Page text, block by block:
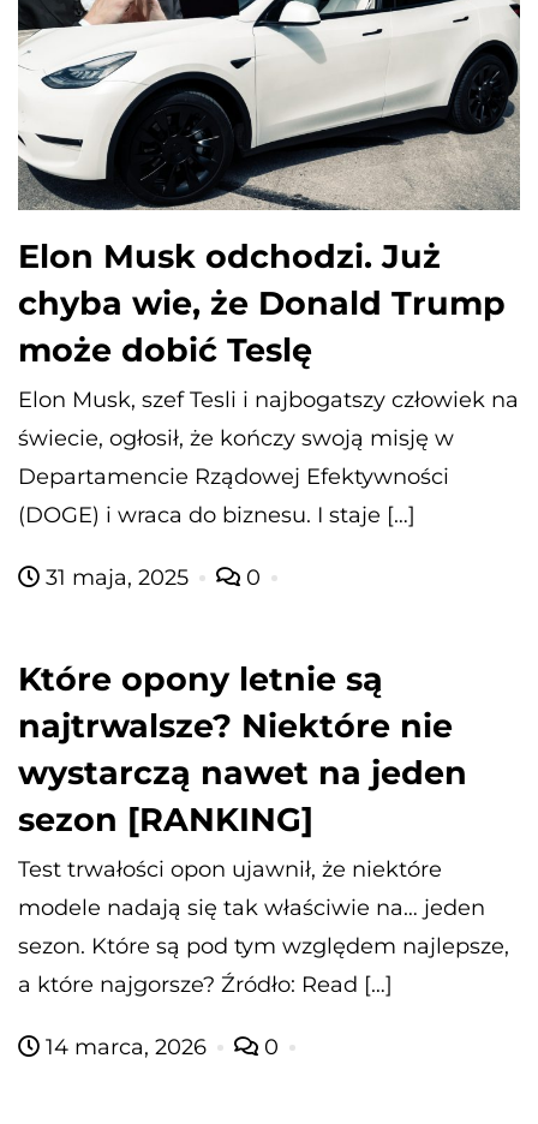
Elon Musk odchodzi. Już
chyba wie, że Donald Trump
może dobić Teslę
Elon Musk, szef Tesli i najbogatszy człowiek na
świecie, ogłosił, że kończy swoją misję w
Departamencie Rządowej Efektywności
(DOGE) i wraca do biznesu. I staje […]
31 maja, 2025 0
Które opony letnie są
najtrwalsze? Niektóre nie
wystarczą nawet na jeden
sezon [RANKING]
Test trwałości opon ujawnił, że niektóre
modele nadają się tak właściwie na… jeden
sezon. Które są pod tym względem najlepsze,
a które najgorsze? Źródło: Read […]
14 marca, 2026 0